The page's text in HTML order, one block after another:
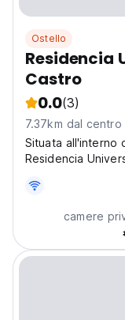
Ostello
Residencia
Castro
0.0(3)
7.37km dal centro
Situata all'interno
Residencia
accesso internet
camere